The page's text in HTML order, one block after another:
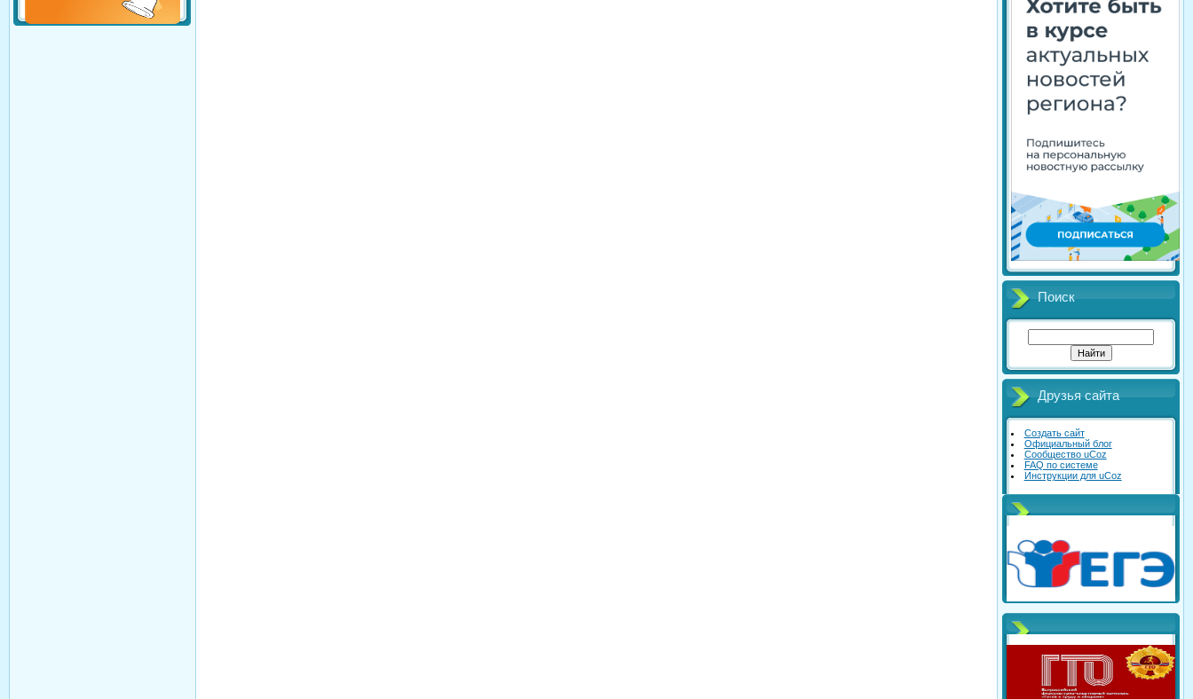
Поиск
Друзья сайта
Создать сайт
Официальный блог
Сообщество uCoz
FAQ по системе
Инструкции для uCoz